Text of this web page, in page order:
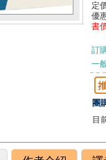
定
優
書
訂
一
團
目